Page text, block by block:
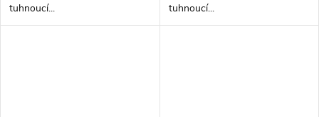
tuhnoucí...
tuhnoucí...